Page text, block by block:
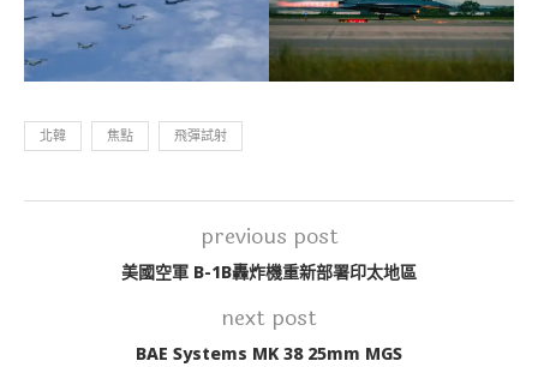
北韓 焦點 飛彈試射
previous post
美國空軍 B-1B轟炸機重新部署印太地區
next post
BAE Systems MK 38 25mm MGS